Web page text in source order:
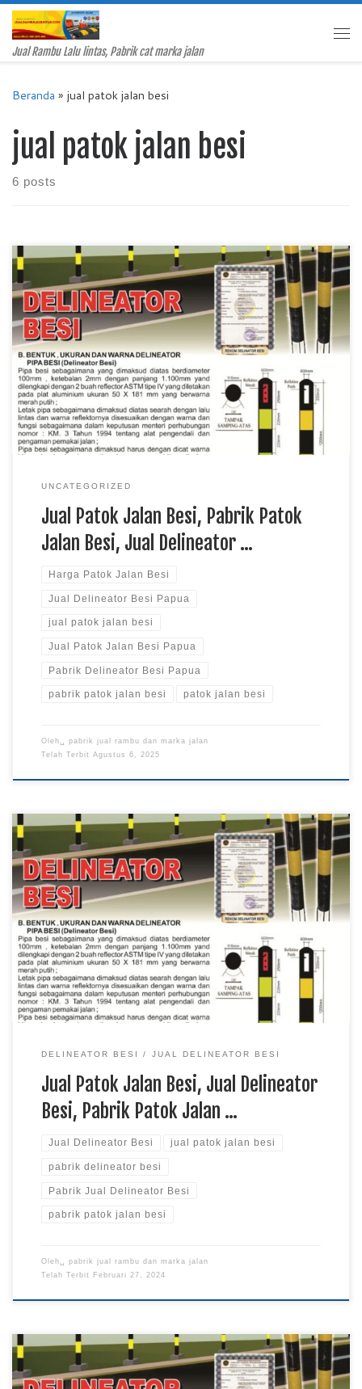
Skip to content
Jual Rambu Lalu lintas, Pabrik cat marka jalan
Beranda » jual patok jalan besi
jual patok jalan besi
6 posts
Jual Patok Jalan Besi, Pabrik Patok Jalan Besi, Jual Delineator
Besi Papua, Pabrik Delineator Besi Papua, Jual Patok Jalan
Besi Papua, Patok Jalan Besi, Harga Patok Jalan Besi,
Delineator Besi Mengapa Patok Jalan Besi Menjadi Pilihan
Utama untuk Aksesoris Keselamatan Jalan? Dalam
pembangunan infrastruktur jalan, banyak aspek yang harus
diperhatikan—tidak […]
UNCATEGORIZED
Jual Patok Jalan Besi, Pabrik Patok
Jalan Besi, Jual Delineator …
Harga Patok Jalan Besi
Jual Delineator Besi Papua
jual patok jalan besi
Jual Patok Jalan Besi Papua
Pabrik Delineator Besi Papua
pabrik patok jalan besi patok jalan besi
Oleh␣ pabrik jual rambu dan marka jalan
Telah Terbit Agustus 6, 2025
Jual Patok Jalan Besi, Jual Delineator Besi, Pabrik Patok Jalan
besi, Pabrik Jual Delineator Besi, Pabrik Delineator Besi, Jual
Delineator Besi di Jakarta Pabrik Patok Jalan Delineator Besi
di Pabrik Rambu Pabrik Rambu – Delineator besi termasuk
kedalam peralatan keamanan jalan yang juga disebut sebagai
patok jalan besi yang terbuat […]
DELINEATOR BESI JUAL DELINEATOR BESI
Jual Patok Jalan Besi, Jual Delineator
Besi, Pabrik Patok Jalan …
Jual Delineator Besi jual patok jalan besi
pabrik delineator besi
Pabrik Jual Delineator Besi
pabrik patok jalan besi
Oleh␣ pabrik jual rambu dan marka jalan
Telah Terbit
Februari 27, 2024